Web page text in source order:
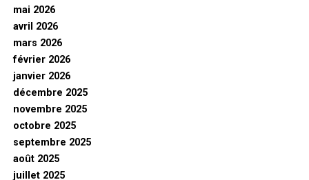
mai 2026
avril 2026
mars 2026
février 2026
janvier 2026
décembre 2025
novembre 2025
octobre 2025
septembre 2025
août 2025
juillet 2025